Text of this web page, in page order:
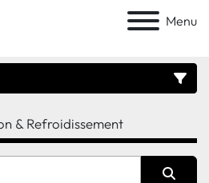
Menu
& Refroidissement